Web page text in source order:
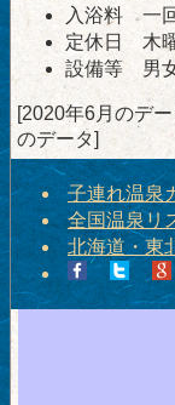
入浴料 一
定休日 木
設備等 男
[2020年6月のデ
のデータ]
子連れ温泉
全国温泉リ
北海道・東